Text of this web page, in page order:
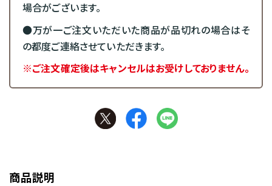
場合がございます。
●万が一ご注文いただいた商品が品切れの場合はそ
の都度ご連絡させていただきます。
※ご注文確定後はキャンセルはお受けしておりません。
商品説明